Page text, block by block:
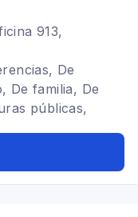
913,
De
De familia, De
públicas,